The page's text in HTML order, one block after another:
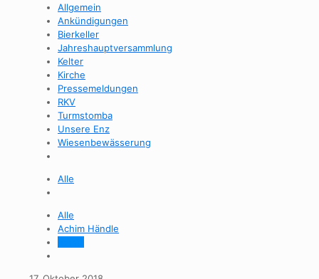
Allgemein
Ankündigungen
Bierkeller
Jahreshauptversammlung
Kelter
Kirche
Pressemeldungen
RKV
Turmstomba
Unsere Enz
Wiesenbewässerung
Alle
Alle
Achim Händle